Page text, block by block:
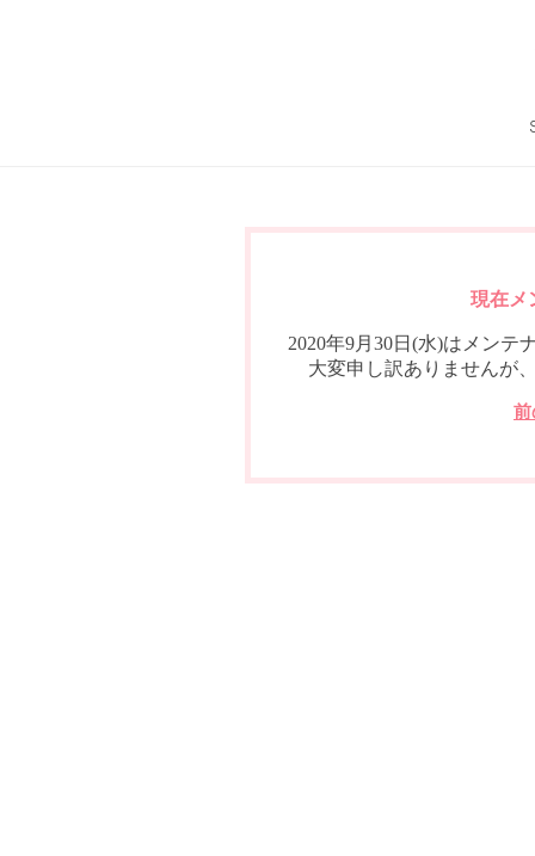
現在メ
2020年9月30日(水)はメンテ
大変申し訳ありませんが
前